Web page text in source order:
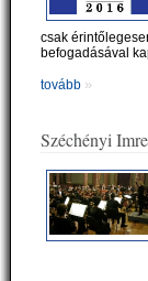
csak
befogadásával
tovább »
Széchényi